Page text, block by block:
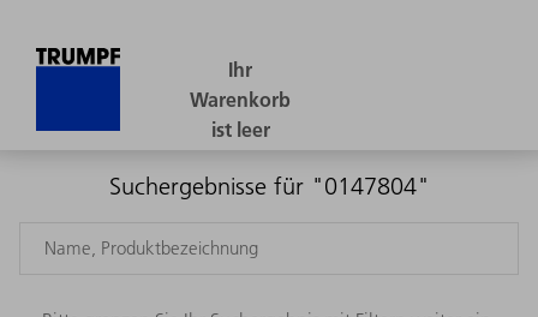
Suchergebnisse für "0147804"